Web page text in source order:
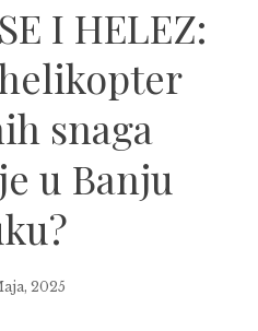
I HELEZ:
snaga
u Banju
2025